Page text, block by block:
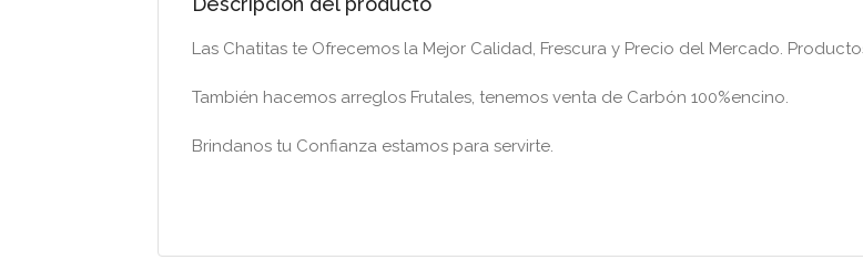
Las Chatitas te Ofrecemos la Mejor Calidad, Frescura y Precio del Mercado.
También hacemos arreglos Frutales, tenemos venta de Carbón 100%encino.
Brindanos tu Confianza estamos para servirte.